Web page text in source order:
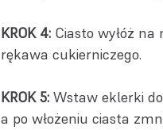
KROK 4: Ciasto wyłóż
rękawa cukierniczego.
KROK 5: Wstaw eklerki
a po włożeniu ciasta